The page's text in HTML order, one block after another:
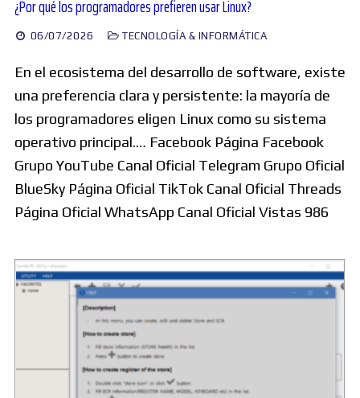
¿Por qué los programadores prefieren usar Linux?
06/07/2026 TECNOLOGÍA & INFORMÁTICA
En el ecosistema del desarrollo de software, existe
una preferencia clara y persistente: la mayoría de
los programadores eligen Linux como su sistema
operativo principal.… Facebook Página Facebook
Grupo YouTube Canal Oficial Telegram Grupo Oficial
BlueSky Página Oficial TikTok Canal Oficial Threads
Página Oficial WhatsApp Canal Oficial Vistas 986